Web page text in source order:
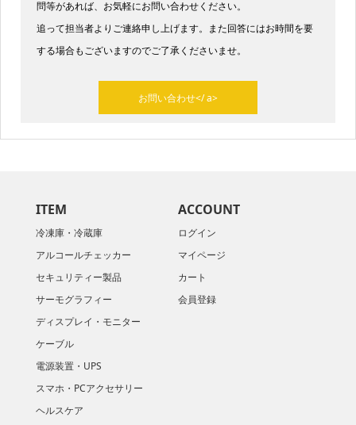
問等があれば、お気軽にお問い合わせください。
追って担当者よりご連絡申し上げます。また回答にはお時間を要
する場合もございますのでご了承くださいませ。​
お問い合わせ</ a>
ITEM
冷凍庫・冷蔵庫
アルコールチェッカー
セキュリティー製品
サーモグラフィー
ディスプレイ・モニター
ケーブル
電源装置・UPS
スマホ・PCアクセサリー
ヘルスケア
ACCOUNT
ログイン
マイページ
カート
会員登録